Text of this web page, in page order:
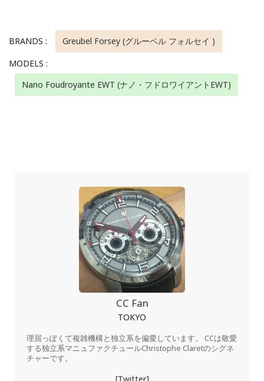
BRANDS :
Greubel Forsey (グルーベル フォルセイ )
MODELS :
Nano Foudroyante EWT (ナノ・フドロワイアントEWT)
CC Fan
TOKYO
理屈っぽくて複雑機構と独立系を偏愛しています。 CCは敬愛
する独立系マニュファクチュールChristophe Claretのシグネ
チャーです。